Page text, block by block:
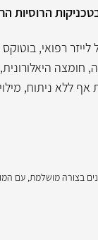
מעל 8 שנות ניסיון, מתמחה
לייזר רפואי,
, חומצה היאלורונית,
אף ללא ניתוח,
בצורה מושלמת, עם